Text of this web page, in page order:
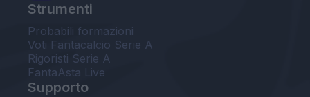
Strumenti
Probabili formazioni
Voti Fantacalcio Serie A
Rigoristi Serie A
FantaAsta Live
Supporto